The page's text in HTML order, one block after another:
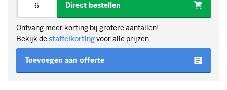
Direct bestellen
Ontvang meer korting bij grotere aantallen!
Bekijk de staffelkortingvoor alle prijzen
Toevoegen aan offerte